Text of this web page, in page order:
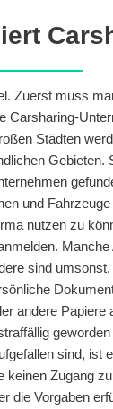
Zuerst muss
Carsharing-
Städten
Gebieten.
und
nutzen zu
sind
andere Papiere
sind, ist
keinen Zugang
die Vorgaben